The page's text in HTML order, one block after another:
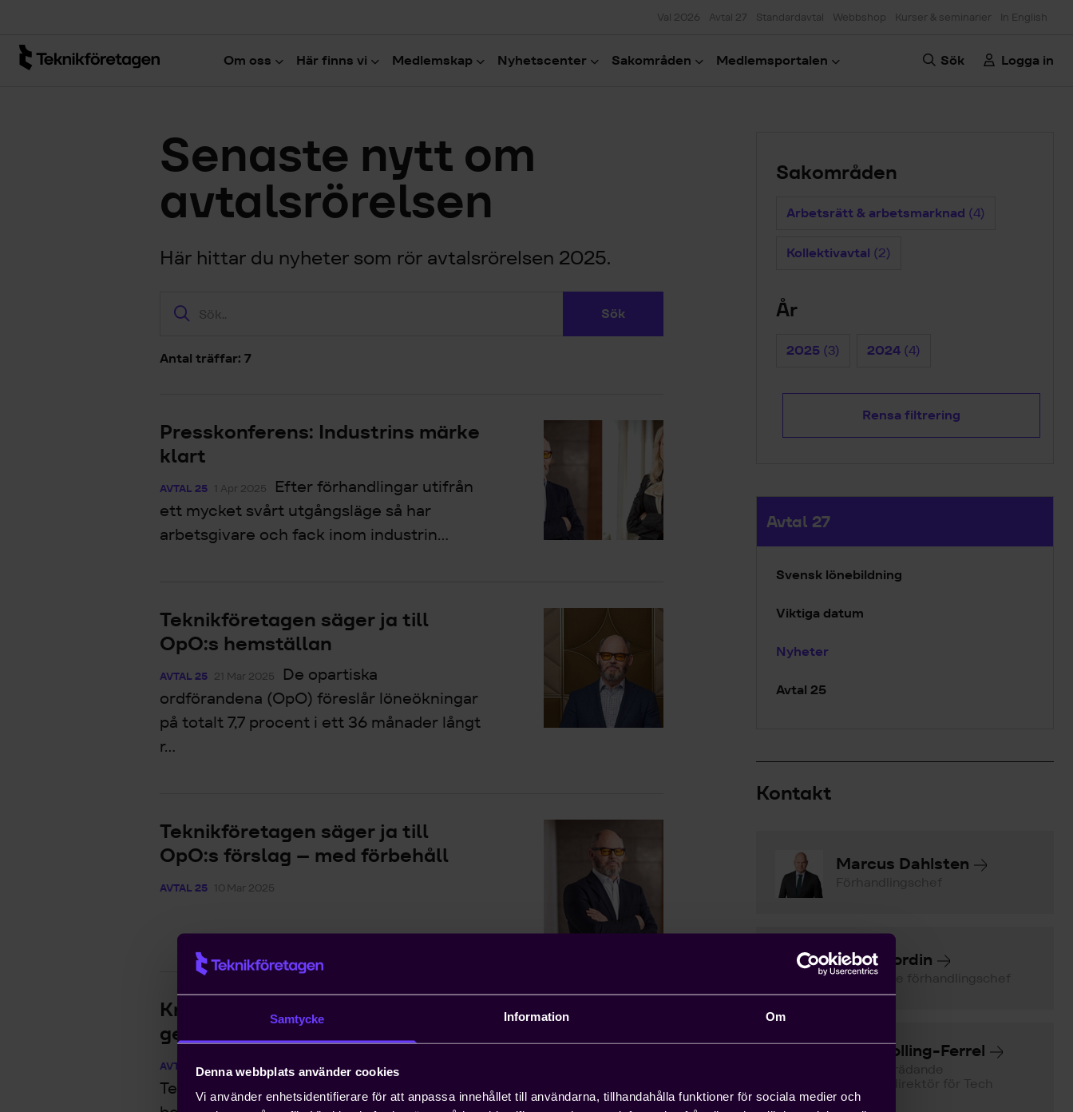
Samtycke Information Om
Denna webbplats använder cookies
Vi använder enhetsidentifierare för att anpassa innehållet till användarna, tillhandahålla funktioner för sociala medier och
Val 2026 Avtal 27 Standardavtal Webbshop Kurser & seminarier In English
Om oss Här finns vi Medlemskap Nyhetscenter Sakområden Medlemsportalen Sök Logga in
Senaste nytt om
avtalsrörelsen
Här hittar du nyheter som rör avtalsrörelsen 2025.
Sök
Antal träffar: 7
Presskonferens: Industrins märke
klart
AVTAL 25 1 Apr 2025
Efter förhandlingar utifrån
ett mycket svårt utgångsläge så har
arbetsgivare och fack inom industrin...
Teknikföretagen säger ja till
OpO:s hemställan
AVTAL 25 21 Mar 2025
De opartiska
ordförandena (OpO) föreslår löneökningar
på totalt 7,7 procent i ett 36 månader långt
r...
Teknikföretagen säger ja till
OpO:s förslag – med förbehåll
AVTAL 25 10 Mar 2025
Kravöverlämning mellan parterna
genomförd
AVTAL 25 19 Dec 2024
I avtalsrörelsen ställer
Teknikföretagen krav på avveckling av
Sakområden
Arbetsrätt & arbetsmarknad (4)
Kollektivavtal (2)
År
2025 (3) 2024 (4)
Rensa filtrering
Avtal 27
Svensk lönebildning
Viktiga datum
Nyheter
Avtal 25
Kontakt
Marcus Dahlsten
Förhandlingschef
Anna Nordin
Biträdande förhandlingschef
Karin Bolling-Ferrel
Jurist, Biträdande
förbundsdirektör för Tech
Alliance